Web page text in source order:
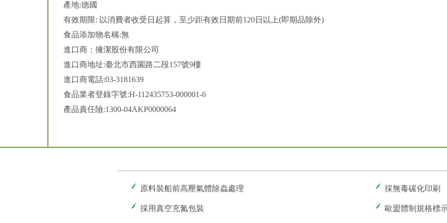
產地:德國
有效期限: 以消費者收受日起算，至少距有效日期前120日以上(即期品除外)
食品添加物名稱:無
進口商：擁潔股份有限公司
進口商地址:臺北市西園路二段157號9樓
進口商電話:03-3181639
食品業者登錄字號:H-112435753-000001-6
產品責任險:1300-04AKP0000064
原料裝船前高壓氣體除蟲處理
採用真空充氮包裝
採無毒碳化印刷
歐盟體制規格標